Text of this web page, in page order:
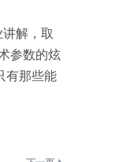
解，取
参数的炫
有那些能